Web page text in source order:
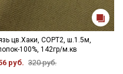
цв.Хаки, СОРТ2, ш.1.5м,
100%, 142гр/м.кв
руб. 320 руб.